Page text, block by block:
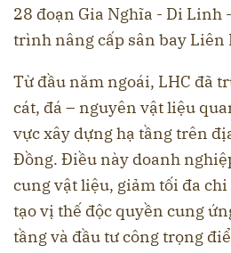
28 đoạn Gia Nghĩa - Di Linh
trình nâng cấp sân bay Liên
Từ đầu năm ngoái, LHC đã
cát, đá – nguyên vật liệu
vực xây dựng hạ tầng trên
Đồng. Điều này doanh
cung vật liệu, giảm tối đa
tạo vị thế độc quyền cung
tầng và đầu tư công trọng